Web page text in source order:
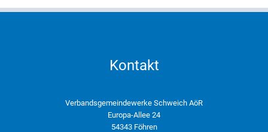
Kontakt
Verbandsgemeindewerke Schweich AöR
Europa-Allee 24
54343 Föhren